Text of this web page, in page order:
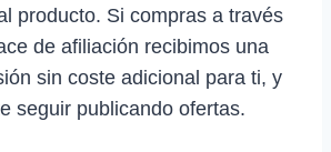
producto. Si compras a través
de afiliación recibimos una
sin coste adicional para ti, y
seguir publicando ofertas.